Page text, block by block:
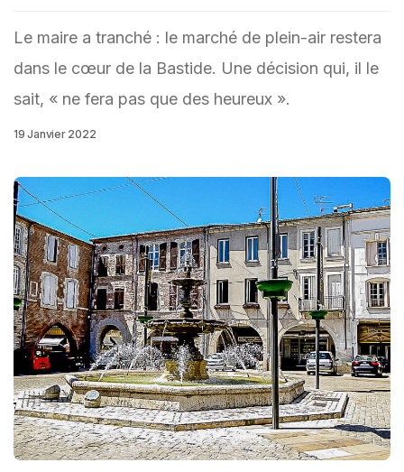
Le maire a tranché : le marché de plein-air restera
dans le cœur de la Bastide. Une décision qui, il le
sait, « ne fera pas que des heureux ».
19 Janvier 2022